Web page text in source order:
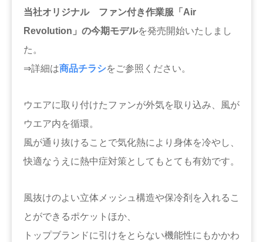
当社オリジナル ファン付き作業服「Air
Revolution」の今期モデルを発売開始いたしまし
た。
⇒詳細は商品チラシをご参照ください。
ウエアに取り付けたファンが外気を取り込み、風が
ウエア内を循環。
風が通り抜けることで気化熱により身体を冷やし、
快適なうえに熱中症対策としてもとても有効です。
風抜けのよい立体メッシュ構造や保冷剤を入れるこ
とができるポケットほか、
トップブランドに引けをとらない機能性にもかかわ